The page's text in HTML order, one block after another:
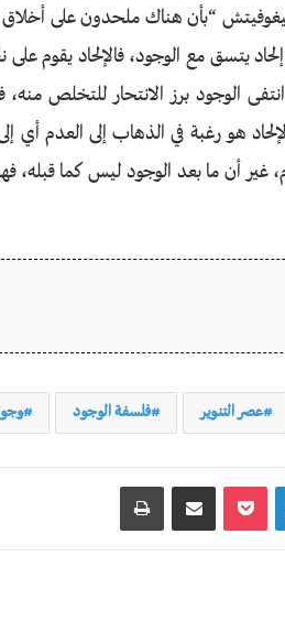
“بأن هناك ملحدون على
يتسق مع الوجود، فالإلحاد يقوم على
الوجود برز الانتحار للتخلص
هو رغبة في الذهاب إلى العدم أي
أن ما بعد الوجود ليس كما قبله،
عصر التنوير فلسفة الوجود